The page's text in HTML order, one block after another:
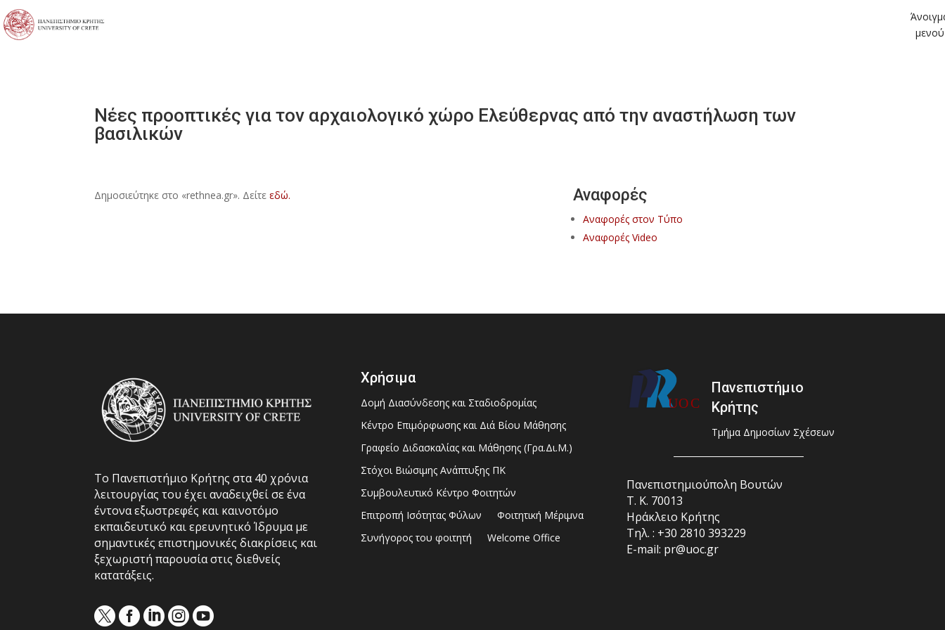
μενού
Νέες προοπτικές για τον αρχαιολογικό χώρο Ελεύθερνας από την αναστήλωση των
βασιλικών
Δημοσιεύτηκε στο «rethnea.gr». Δείτε εδώ. Αναφορές
Αναφορές στον Τύπο
Αναφορές Video
Το Πανεπιστήμιο Κρήτης στα 40 χρόνια
λειτουργίας του έχει αναδειχθεί σε ένα
έντονα εξωστρεφές και καινοτόμο
εκπαιδευτικό και ερευνητικό Ίδρυμα με
σημαντικές επιστημονικές διακρίσεις και
ξεχωριστή παρουσία στις διεθνείς
κατατάξεις.

Χρήσιμα
Δομή Διασύνδεσης και Σταδιοδρομίας
Κέντρο Επιμόρφωσης και Διά Βίου Μάθησης
Γραφείο Διδασκαλίας και Μάθησης (Γρα.Δι.Μ.)
Στόχοι Βιώσιμης Ανάπτυξης ΠΚ
Συμβουλευτικό Κέντρο Φοιτητών
Επιτροπή Ισότητας Φύλων
Φοιτητική Μέριμνα
Συνήγορος του φοιτητή
Welcome Office
Πανεπιστήμιο
Κρήτης
Τμήμα Δημοσίων Σχέσεων
Πανεπιστημιούπολη Βουτών
Τ. Κ. 70013
Ηράκλειο Κρήτης
Τηλ. : +30 2810 393229
E-mail: pr@uoc.gr